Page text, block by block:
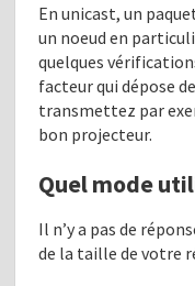
En unicast, un
un noeud en
quelques
facteur qui dépose
transmettez par
bon projecteur.
Quel mode
Il n’y a pas de
de la taille de votre